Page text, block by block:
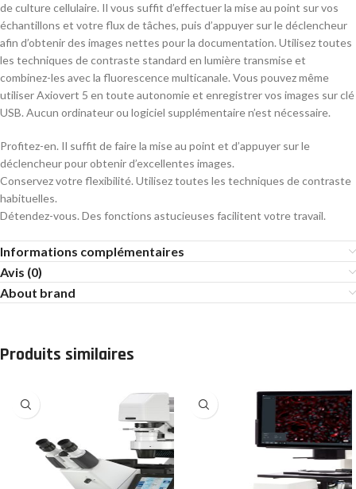
de culture cellulaire. Il vous suffit d’effectuer la mise au point sur vos
échantillons et votre flux de tâches, puis d’appuyer sur le déclencheur
afin d’obtenir des images nettes pour la documentation. Utilisez toutes
les techniques de contraste standard en lumière transmise et
combinez-les avec la fluorescence multicanale. Vous pouvez même
utiliser Axiovert 5 en toute autonomie et enregistrer vos images sur clé
USB. Aucun ordinateur ou logiciel supplémentaire n’est nécessaire.
Profitez-en. Il suffit de faire la mise au point et d’appuyer sur le
déclencheur pour obtenir d’excellentes images.
Conservez votre flexibilité. Utilisez toutes les techniques de contraste
habituelles.
Détendez-vous. Des fonctions astucieuses facilitent votre travail.
Informations complémentaires
Avis (0)
About brand
Produits similaires